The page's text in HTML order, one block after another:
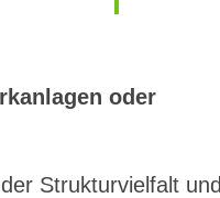
oder
Strukturvielfalt und